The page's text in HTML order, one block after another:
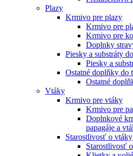
Plazy
Krmivo pre plazy
Krmivo pre
Krmivo pre
Doplnky
Piesky a substráty
Piesky a
Ostatné doplňky do
Ostatné
Vtáky
Krmivo pre vtáky
Krmivo pre
Doplnkové
papagáje a
Starostlivosť o vtáky
Starostlivosť